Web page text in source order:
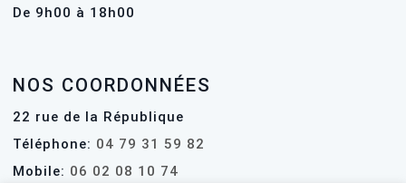
De 9h00 à 18h00
NOS COORDONNÉES
22 rue de la République
Téléphone: 04 79 31 59 82
Mobile: 06 02 08 10 74